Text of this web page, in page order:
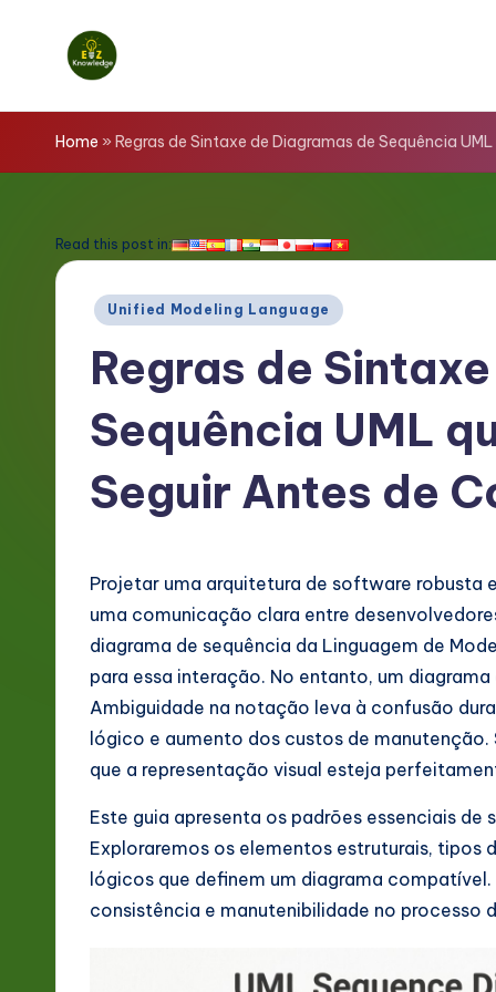
E
z
n
rt
Home » Regras de Sintaxe de Diagramas de Sequência
Read this post in:
Posted
Unified Modeling Language
Regras de
Sequência UML
Seguir Antes de
Projetar uma arquitetura de software robusta
uma comunicação clara entre
diagrama de sequência da Linguagem de
para essa interação. No entanto, um
Ambiguidade na notação leva à confusão
lógico e aumento dos custos de
que a representação visual esteja
Este guia apresenta os padrões essenciais de
Exploraremos os elementos estruturais, tipos
lógicos que definem um diagrama
consistência e manutenibilidade no processo